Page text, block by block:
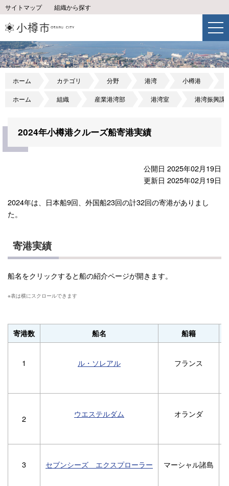
サイトマップ 組織から探す
ホーム カテゴリ 分野 港湾 小樽港
ホーム 組織 産業港湾部 港湾室 港湾振興課
2024年小樽港クルーズ船寄港実績
公開日 2025年02月19日
更新日 2025年02月19日
2024年は、日本船9回、外国船23回の計32回の寄港がありまし
た。
寄港実績
船名をクリックすると船の紹介ページが開きます。
寄港数 船名 船籍
1 ル・ソレアル フランス
2 ウエステルダム オランダ
3 セブンシーズ エクスプローラー マーシャル諸島